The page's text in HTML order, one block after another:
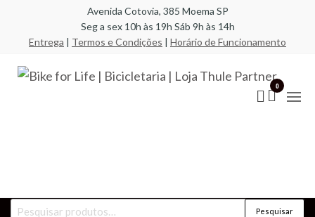
conteúdo
Avenida Cotovia, 385 Moema SP
Seg a sex 10h às 19h Sáb 9h às 14h
Entrega | Termos e Condições | Horário de Funcionamento
em
0
Pesquisar
Pesquisar